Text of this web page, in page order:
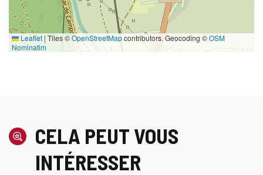
Leaflet | Tiles ©OpenStreetMapcontributors. Geocoding ©OSM
Nominatim
CELA PEUT VOUS
INTÉRESSER